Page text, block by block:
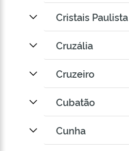
Cristais Paulista
Cruzália
Cruzeiro
Cubatão
Cunha